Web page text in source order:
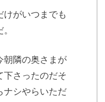
がいつまでも
朝隣の奥さまが
下さったのだそ
ナシやらいただ